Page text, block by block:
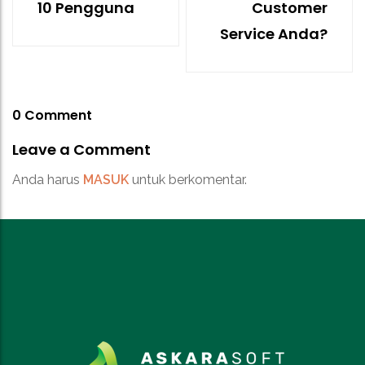
10 Pengguna
Customer
Service Anda?
0 Comment
Leave a Comment
Anda harus MASUK untuk berkomentar.